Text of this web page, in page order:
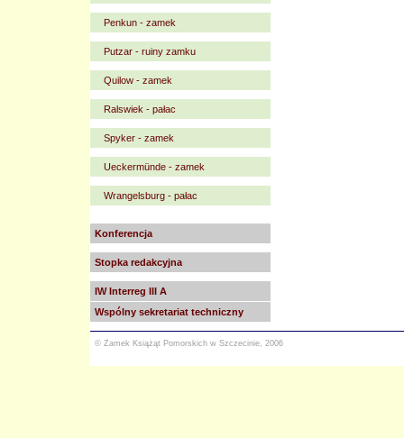
Penkun - zamek
Putzar - ruiny zamku
Quilow - zamek
Ralswiek - pałac
Spyker - zamek
Ueckermünde - zamek
Wrangelsburg - pałac
Konferencja
Stopka redakcyjna
IW Interreg III A
Wspólny sekretariat techniczny
© Zamek Książąt Pomorskich w Szczecinie, 2006